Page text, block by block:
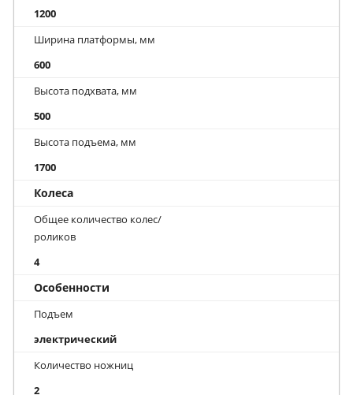
1200
Ширина платформы, мм
600
Высота подхвата, мм
500
Высота подъема, мм
1700
Колеса
Общее количество колес/
роликов
4
Особенности
Подъем
электрический
Количество ножниц
2